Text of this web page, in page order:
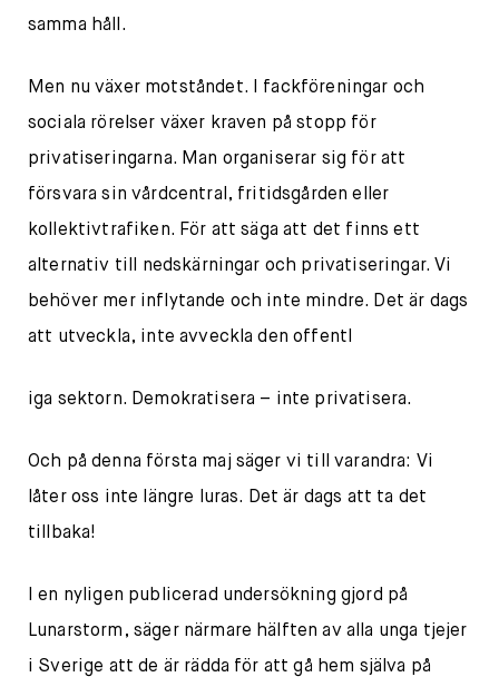
samma håll.
Men nu växer motståndet. I fackföreningar och
sociala rörelser växer kraven på stopp för
privatiseringarna. Man organiserar sig för att
försvara sin vårdcentral, fritidsgården eller
kollektivtrafiken. För att säga att det finns ett
alternativ till nedskärningar och privatiseringar. Vi
behöver mer inflytande och inte mindre. Det är dags
att utveckla, inte avveckla den offentl
iga sektorn. Demokratisera – inte privatisera.
Och på denna första maj säger vi till varandra: Vi
låter oss inte längre luras. Det är dags att ta det
tillbaka!
I en nyligen publicerad undersökning gjord på
Lunarstorm, säger närmare hälften av alla unga tjejer
i Sverige att de är rädda för att gå hem själva på